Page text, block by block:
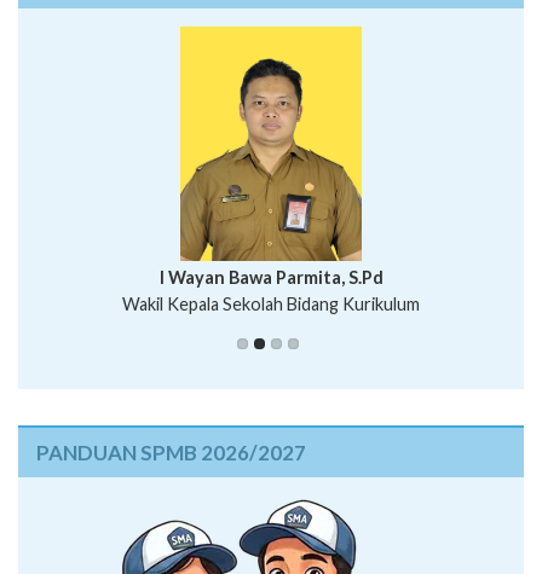
Putu Suhartana, S.Pd.
I Wayan Bawa Parmita, S.Pd
Wakil Kepala Sekolah Bidang Kurikulum
I Wayan Gede Aditya Pratita, S.Pd., M.Sn
Ni Wayan Nopi Sutantri, S.Pd.
PANDUAN SPMB 2026/2027